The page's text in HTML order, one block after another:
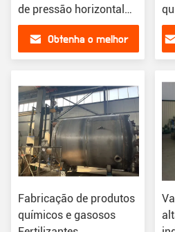
de pressão horizontal
Tanque de balas de GLP
Obtenha o melhor
Fabricação de produtos
químicos e gasosos